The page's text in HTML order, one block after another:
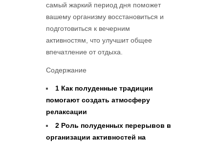
самый жаркий период дня поможет
вашему организму восстановиться и
подготовиться к вечерним
активностям, что улучшит общее
впечатление от отдыха.
Содержание
1 Как полуденные традиции
помогают создать атмосферу
релаксации
2 Роль полуденных перерывов в
организации активностей на